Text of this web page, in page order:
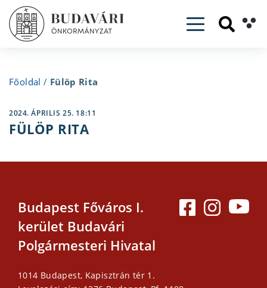
Toggle
Főoldal / Fülöp Rita
2024. ÁPRILIS 25. 18:11
FÜLÖP RITA
Budapest Főváros I.
kerület Budavári
Polgármesteri Hivatal
1014 Budapest, Kapisztrán tér 1.